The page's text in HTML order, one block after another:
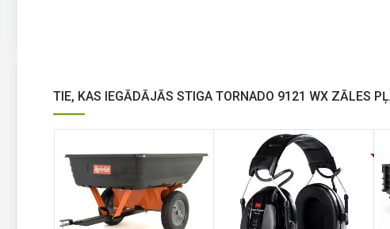
TIE, KAS IEGĀDĀJĀS STIGA TORNADO 9121 WX ZĀLES